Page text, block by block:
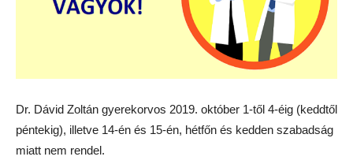
Dr. Dávid Zoltán gyerekorvos 2019. október 1-től 4-éig (keddtől
péntekig), illetve 14-én és 15-én, hétfőn és kedden szabadság
miatt nem rendel.